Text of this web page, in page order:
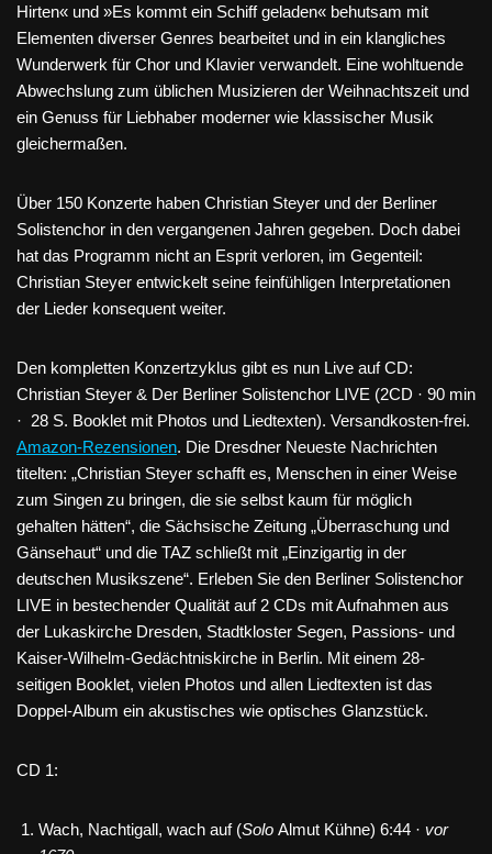
Hirten« und »Es kommt ein Schiff geladen« behutsam mit
Elementen diverser Genres bearbeitet und in ein klangliches
Wunderwerk für Chor und Klavier verwandelt. Eine wohltuende
Abwechslung zum üblichen Musizieren der Weihnachtszeit und
ein Genuss für Liebhaber moderner wie klassischer Musik
gleichermaßen.
Über 150 Konzerte haben Christian Steyer und der Berliner
Solistenchor in den vergangenen Jahren gegeben. Doch dabei
hat das Programm nicht an Esprit verloren, im Gegenteil:
Christian Steyer entwickelt seine feinfühligen Interpretationen
der Lieder konsequent weiter.
Den kompletten Konzertzyklus gibt es nun Live auf CD:
Christian Steyer & Der Berliner Solistenchor LIVE (2CD · 90 min
· 28 S. Booklet mit Photos und Liedtexten). Versandkosten-frei.
Amazon-Rezensionen. Die Dresdner Neueste Nachrichten
titelten: „Christian Steyer schafft es, Menschen in einer Weise
zum Singen zu bringen, die sie selbst kaum für möglich
gehalten hätten“, die Sächsische Zeitung „Überraschung und
Gänsehaut“ und die TAZ schließt mit „Einzigartig in der
deutschen Musikszene“. Erleben Sie den Berliner Solistenchor
LIVE in bestechender Qualität auf 2 CDs mit Aufnahmen aus
der Lukaskirche Dresden, Stadtkloster Segen, Passions- und
Kaiser-Wilhelm-Gedächtniskirche in Berlin. Mit einem 28-
seitigen Booklet, vielen Photos und allen Liedtexten ist das
Doppel-Album ein akustisches wie optisches Glanzstück.
CD 1:
Wach, Nachtigall, wach auf (Solo Almut Kühne) 6:44 · vor